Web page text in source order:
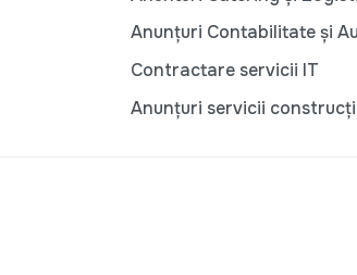
Anunțuri Contabilitate și
Contractare servicii IT
Anunțuri servicii